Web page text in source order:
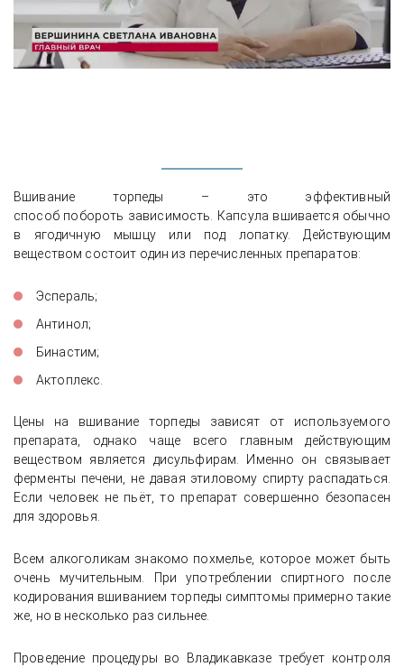
Вшивание торпеды – это эффективный
способ побороть зависимость. Капсула вшивается обычно
в ягодичную мышцу или под лопатку. Действующим
веществом состоит один из перечисленных препаратов:
Эспераль;
Антинол;
Бинастим;
Актоплекс.
Цены на вшивание торпеды зависят от используемого
препарата, однако чаще всего главным действующим
веществом является дисульфирам. Именно он связывает
ферменты печени, не давая этиловому спирту распадаться.
Если человек не пьёт, то препарат совершенно безопасен
для здоровья.
Всем алкоголикам знакомо похмелье, которое может быть
очень мучительным. При употреблении спиртного после
кодирования вшиванием торпеды симптомы примерно такие
же, но в несколько раз сильнее.
Проведение процедуры во Владикавказе требует контроля